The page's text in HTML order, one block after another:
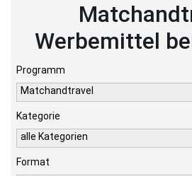
Werbemittel
Programm
Matchandtravel
Kategorie
alle Kategorien
Format